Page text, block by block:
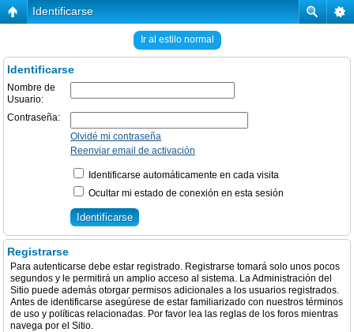
Identificarse
Ir al estilo normal
Identificarse
Nombre de
Usuario:
Contraseña:
Olvidé mi contraseña
Reenviar email de activación
Identificarse automáticamente en cada visita
Ocultar mi estado de conexión en esta sesión
Registrarse
Para autenticarse debe estar registrado. Registrarse tomará solo unos pocos
segundos y le permitirá un amplio acceso al sistema. La Administración del
Sitio puede además otorgar permisos adicionales a los usuarios registrados.
Antes de identificarse asegúrese de estar familiarizado con nuestros términos
de uso y políticas relacionadas. Por favor lea las reglas de los foros mientras
navega por el Sitio.